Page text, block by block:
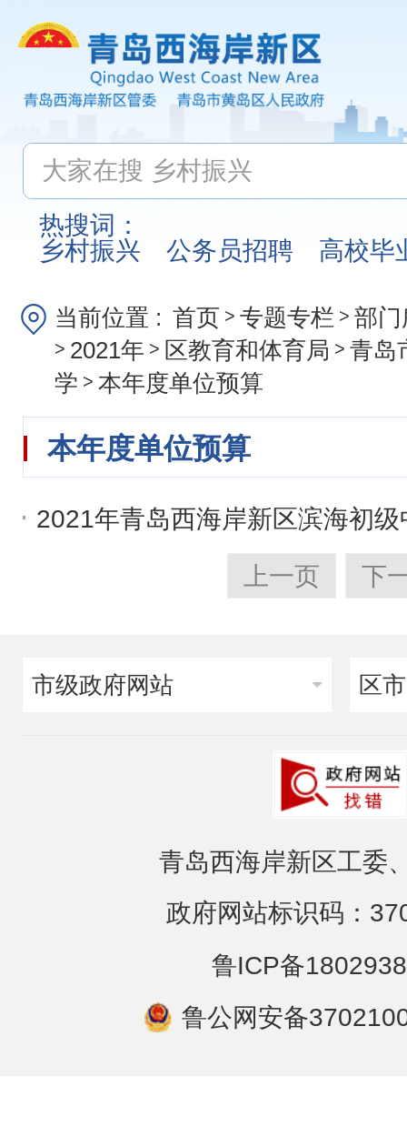
热搜词：
乡村振兴
公务员招聘 高校毕
当前位置 : 首页 > 专题专栏 > 部
> 2021年 > 区教育和体育局 > 青岛
学 > 本年度单位预算
本年度单位预算
2021年青岛西海岸新区滨海初
上一页 下
市级政府网站 区
青岛西海岸新区工委
政府网站标识码：
鲁ICP备
鲁公网安备